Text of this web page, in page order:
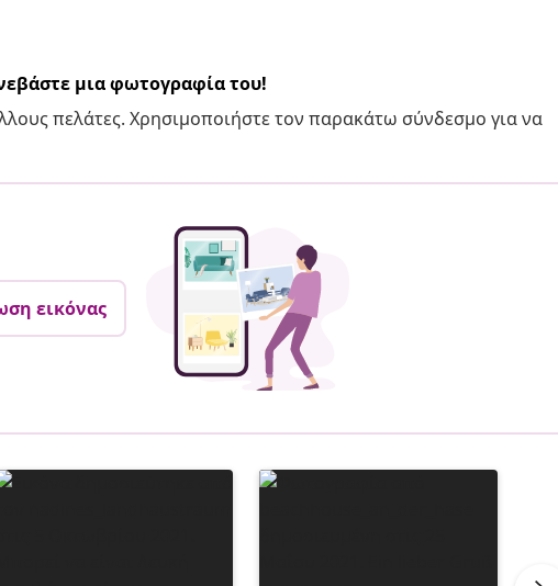
μια φωτογραφία του!
πελάτες. Χρησιμοποιήστε τον παρακάτω σύνδεσμο για να
εικόνας